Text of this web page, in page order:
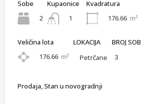
Sobe
2
Kupaonice
1
Kvadratura
176.66 m²
Veličina lota
176.66 m²
LOKACIJA
Petrčane
BROJ
3
Prodaja, Stan u novogradnji